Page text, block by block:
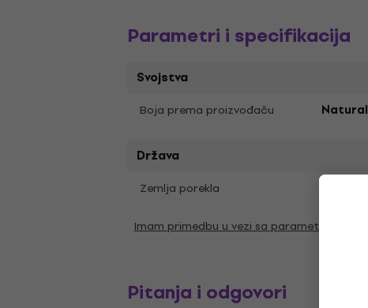
Parametri i specifikacija
Svojstva
Boja prema proizvođaču Natural
Država
Zemlja porekla
Imam primedbu u vezi sa parametrima
Pitanja i odgovori